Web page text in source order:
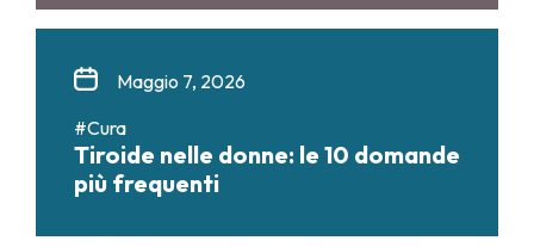
Maggio 7, 2026
#Cura
Tiroide nelle donne: le 10 domande
più frequenti